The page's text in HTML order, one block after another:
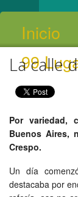
Inicio
99
La calle
Por variedad,
Buenos Aires,
Crespo.
Un día
destacaba por